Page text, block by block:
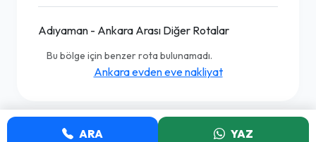
Adıyaman - Ankara Arası Diğer Rotalar
Bu bölge için benzer rota bulunamadı.
Ankara evden eve nakliyat
ARA YAZ